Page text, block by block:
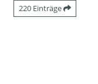
220 Einträge